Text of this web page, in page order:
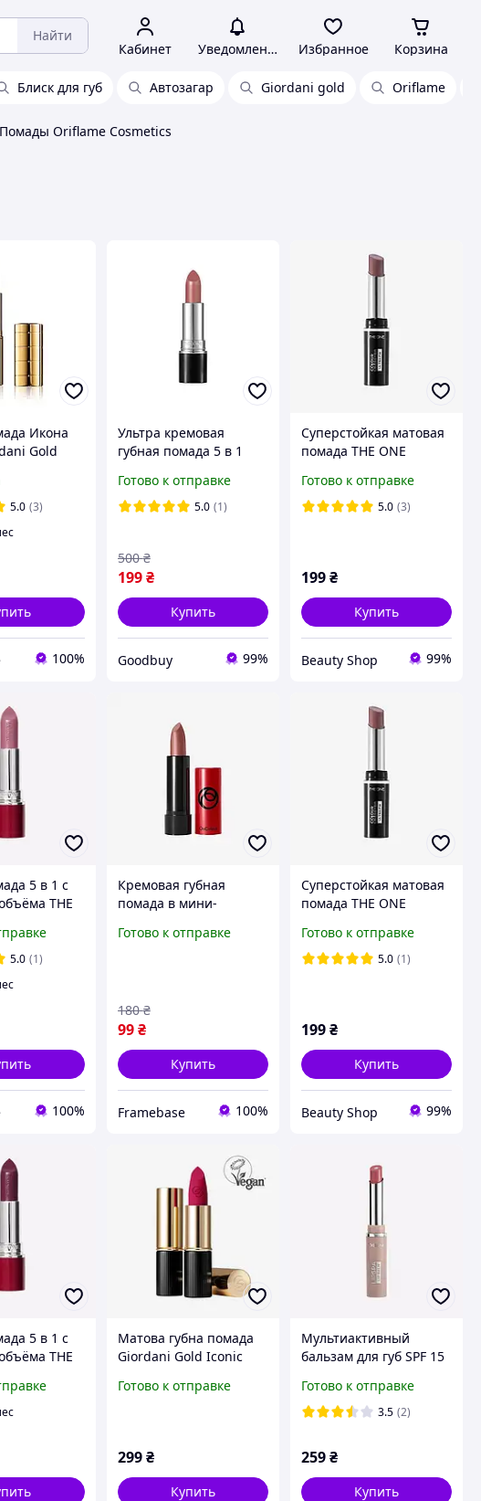
Найти
Кабинет Уведомления Избранное Корзина
Блиск для губ Автозагар Giordani gold Oriflame
Помады Oriflame Cosmetics
Икона
Gold
30449
5.0 (3)
100%
Ультра кремовая
губная помада 5 в 1
Ultimate - Пыльная
Роза - 37652
Готово к отправке
5.0 (1)
199 ₴
500 ₴
Купить
Goodbuy 99%
Суперстойкая матовая
помада THE ONE
Unlimited Ultra Fix тауп
Готово к отправке
5.0 (3)
199₴
Купить
Beauty Shop 99%
5 в 1 с
THE
5.0 (1)
100%
Кремовая губная
помада в мини-
Мягкая Корица
Готово к отправке
99 ₴
180 ₴
Купить
Framebase 100%
Суперстойкая матовая
помада THE ONE
Unlimited Ultra Fix
терракота
Готово к отправке
5.0 (1)
199₴
Купить
Beauty Shop 99%
5 в 1 с
THE
Burgundy
Матова губна помада
Giordani Gold Iconic
42669
Готово к отправке
299 ₴
Купить
Мультиактивный
бальзам для губ SPF 15
Розовый
Готово к отправке
3.5 (2)
259₴
Купить